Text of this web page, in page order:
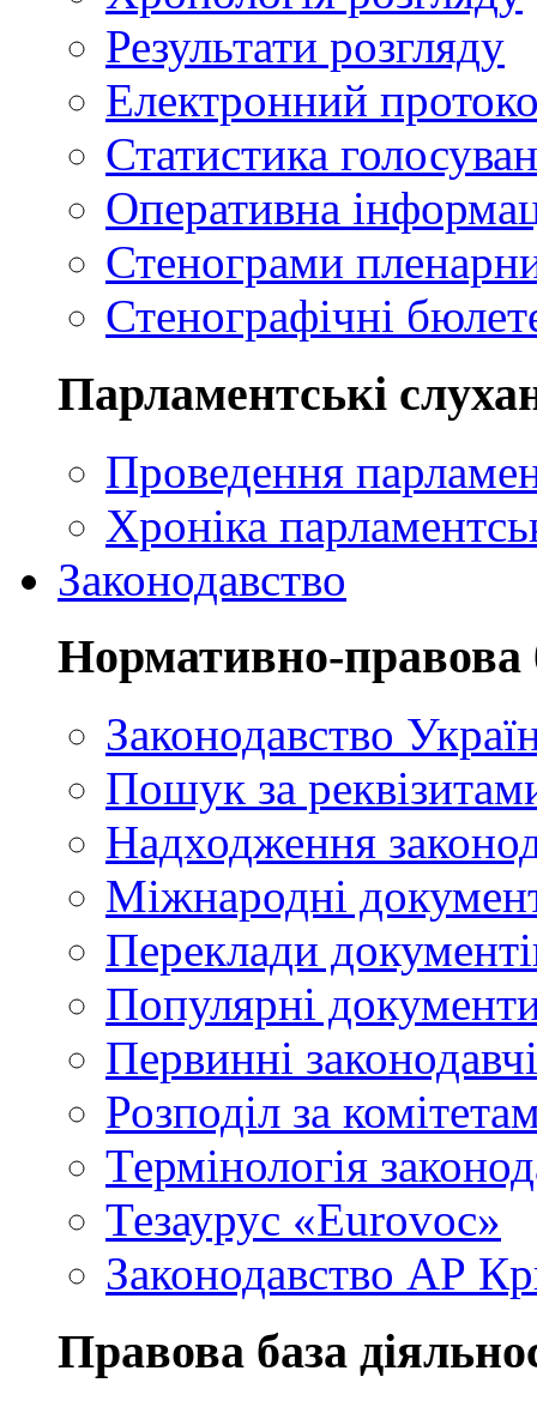
Результати розгляду
Електронний
Статистика
Оперативна
Стенограми
Стенографічні
Парламентські
Проведення
Хроніка
Законодавство
Нормативно-правова
Законодавство
Пошук за
Надходження
Міжнародні
Переклади
Популярні
Первинні
Розподіл за
Термінологія
Тезаурус «Eurovoc»
Законодавство АР
Правова база